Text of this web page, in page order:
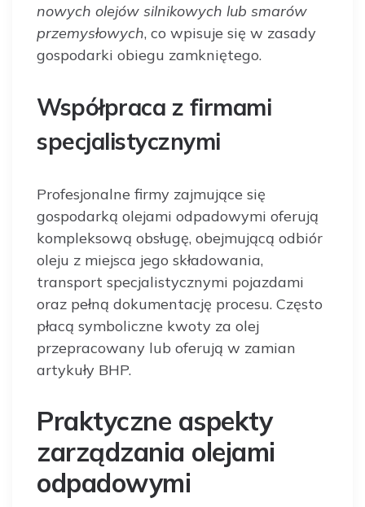
nowych olejów silnikowych lub smarów
przemysłowych, co wpisuje się w zasady
gospodarki obiegu zamkniętego.
Współpraca z firmami
specjalistycznymi
Profesjonalne firmy zajmujące się
gospodarką olejami odpadowymi oferują
kompleksową obsługę, obejmującą odbiór
oleju z miejsca jego składowania,
transport specjalistycznymi pojazdami
oraz pełną dokumentację procesu. Często
płacą symboliczne kwoty za olej
przepracowany lub oferują w zamian
artykuły BHP.
Praktyczne aspekty
zarządzania olejami
odpadowymi